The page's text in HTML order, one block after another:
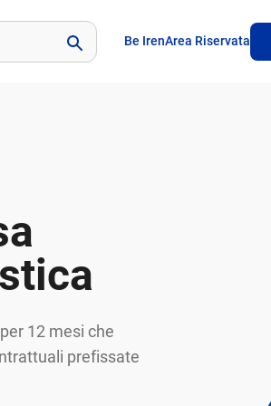
Be IrenArea Riservata
12 mesi che
prefissate